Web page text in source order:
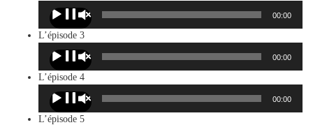
audio
00:00 00:00
L’épisode 3Lecteur
audio
00:00 00:00
L’épisode 4Lecteur
audio
00:00 00:00
L’épisode 5Lecteur